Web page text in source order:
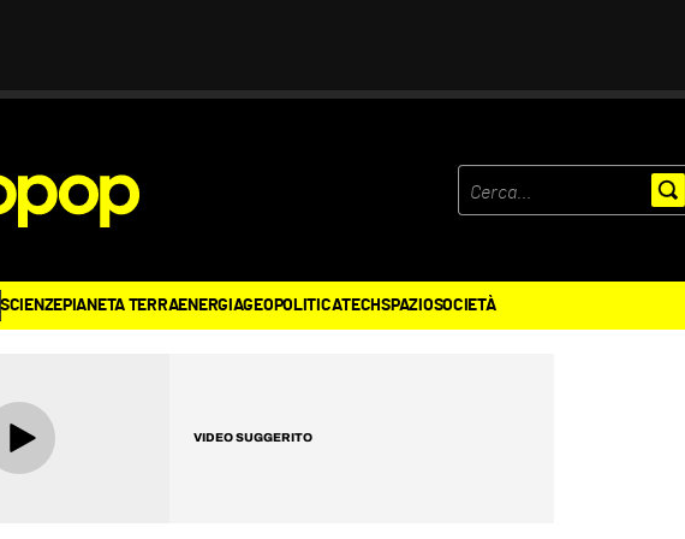
SCIENZEPIANETA TERRAENERGIAGEOPOLITICATECHSPAZIOSOCIETÀ
VIDEO SUGGERITO